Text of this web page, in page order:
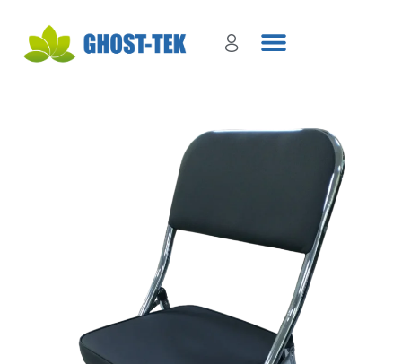
Sign in
Remember me Lost password?
Create an account